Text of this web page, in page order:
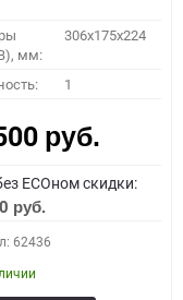
мм:
306x175x224
1
руб.
ECOном скидки:
руб.
62436